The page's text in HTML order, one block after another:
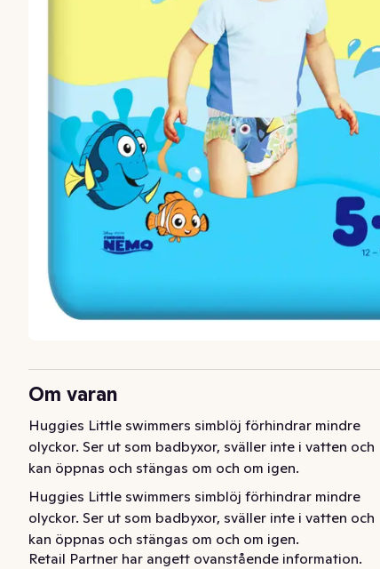
Om varan
Huggies Little swimmers simblöj förhindrar mindre
olyckor. Ser ut som badbyxor, sväller inte i vatten och
kan öppnas och stängas om och om igen.
Huggies Little swimmers simblöj förhindrar mindre
olyckor. Ser ut som badbyxor, sväller inte i vatten och
kan öppnas och stängas om och om igen.
Retail Partner har angett ovanstående information.